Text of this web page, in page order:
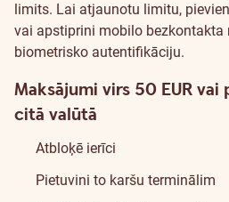
limits. Lai atjaunotu limitu,
vai apstiprini mobilo bezkontakta
biometrisko autentifikāciju.
Maksājumi virs 50 EUR
citā valūtā
Atbloķē ierīci
Pietuvini to karšu terminālim